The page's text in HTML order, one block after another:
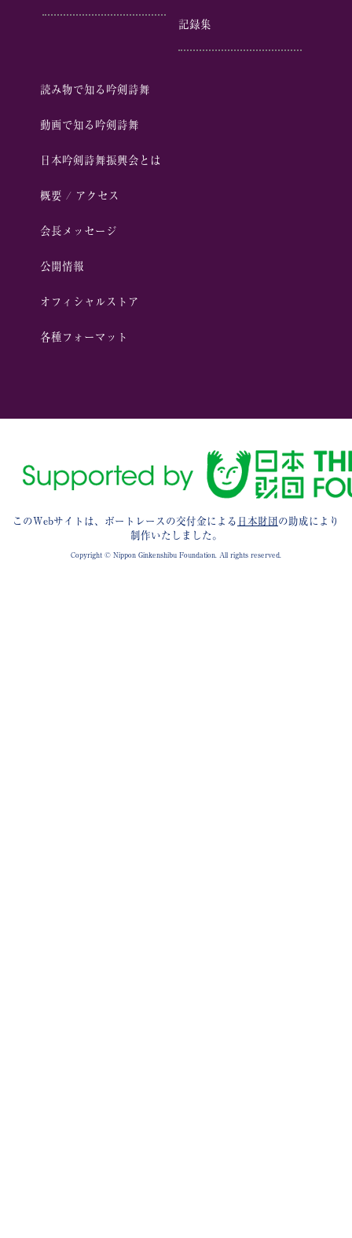
記録集
読み物で知る吟剣詩舞
動画で知る吟剣詩舞
⽇本吟剣詩舞振興会とは
概要 / アクセス
会⻑メッセージ
公開情報
オフィシャルストア
各種フォーマット
このWebサイトは、ボートレースの交付金による 日本財団の助成により
制作いたしました。
Copyright © Nippon Ginkenshibu Foundation. All rights reserved.